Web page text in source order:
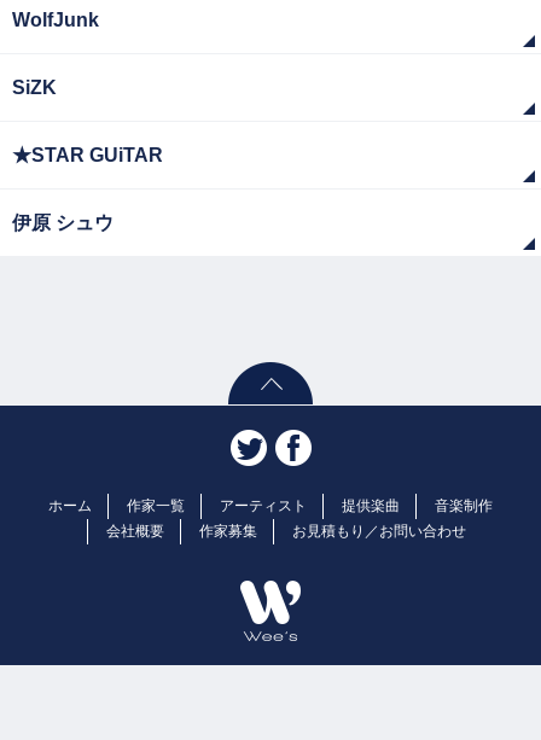
WolfJunk
SiZK
★STAR GUiTAR
伊原 シュウ
ホーム 作家一覧 アーティスト 提供楽曲
音楽制作
会社概要
作家募集 お見積もり／お問い合わせ